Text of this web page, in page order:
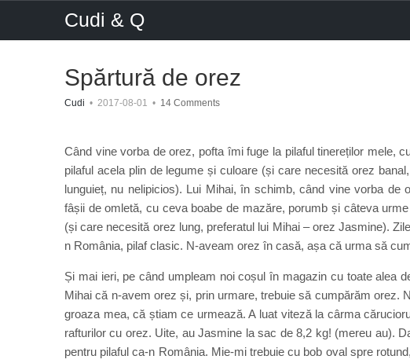
Cudi & Q
Spărtură de orez
Cudi • 2017-08-01 • 14 Comments
Când vine vorba de orez, pofta îmi fuge la pilaful tinereților mele,
pilaful acela plin de legume și culoare (și care necesită orez
lunguieț, nu nelipicios). Lui Mihai, în schimb, când vine vorba de
fâșii de omletă, cu ceva boabe de mazăre, porumb și câteva
(și care necesită orez lung, preferatul lui Mihai – orez Jasmine).
n România, pilaf clasic. N-aveam orez în casă, așa că urma să
Și mai ieri, pe când umpleam noi coșul în magazin cu toate alea
Mihai că n-avem orez și, prin urmare, trebuie să cumpărăm orez.
groaza mea, că știam ce urmează. A luat viteză la cârma
rafturilor cu orez. Uite, au Jasmine la sac de 8,2 kg! (mereu au).
pentru pilaful ca-n România. Mie-mi trebuie cu bob oval spre